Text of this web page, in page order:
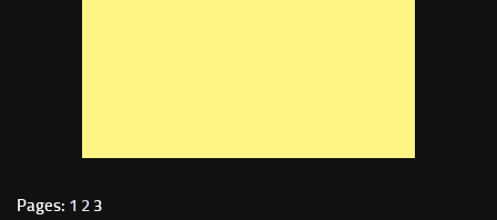
Pages: 1 2 3